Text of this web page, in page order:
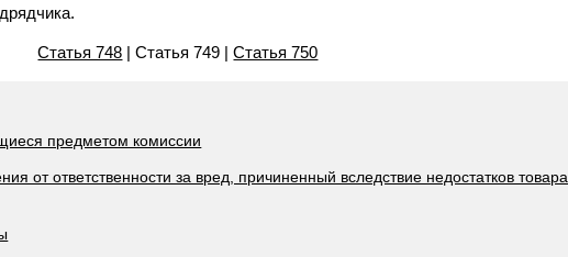
Статья 748 | Статья 749 |Статья 750
предметом комиссии
от ответственности за вред, причиненный вследствие недостатков товара,